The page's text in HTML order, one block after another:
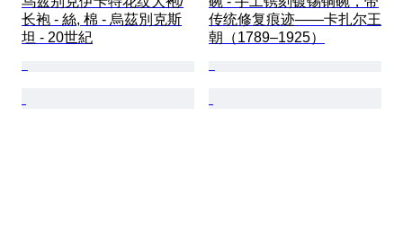
长袍 - 絲, 棉 - 烏茲別克斯
坦 - 20世紀
传统修复痕迹——卡扎尔王
朝（1789–1925）